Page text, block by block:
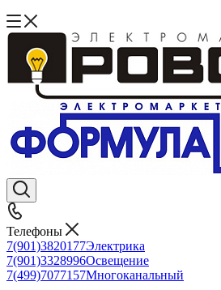
Телефоны
7(901)3820177Электрика
7(901)3328996Освещение
7(499)7077157Многоканальный